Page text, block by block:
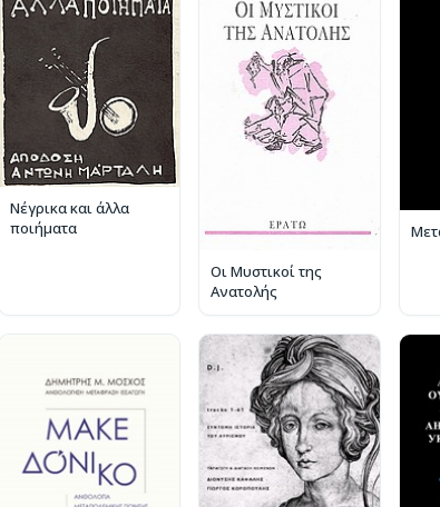
Νέγρικα και άλλα
ποιήματα
Οι Μυστικοί της
Ανατολής